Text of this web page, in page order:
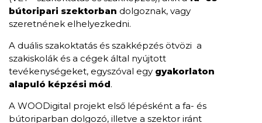
bútoripari szektorban dolgoznak, vagy
szeretnének elhelyezkedni.
A duális szakoktatás és szakképzés ötvözi a
szakiskolák és a cégek által nyújtott
tevékenységeket, egyszóval egy gyakorlaton
alapuló képzési mód.
A WOODigital projekt első lépésként a fa- és
bútoriparban dolgozó, illetve a szektor iránt